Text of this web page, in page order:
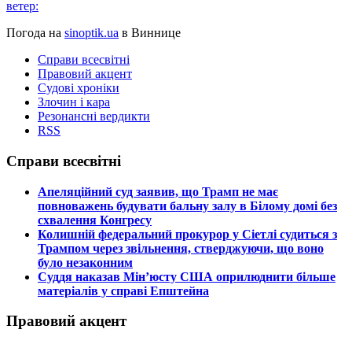
ветер:
Погода на sinoptik.ua в Виннице
Справи всесвітні
Правовий акцент
Судові хроніки
Злочин і кара
Резонансні вердикти
RSS
Справи всесвітні
​Апеляційний суд заявив, що Трамп не має
повноважень будувати бальну залу в Білому домі без
схвалення Конгресу
​Колишній федеральний прокурор у Сіетлі судиться з
Трампом через звільнення, стверджуючи, що воно
було незаконним
​Суддя наказав Мін’юсту США оприлюднити більше
матеріалів у справі Епштейна
Правовий акцент